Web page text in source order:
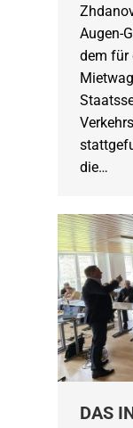
Augen-
dem für
die…
DAS